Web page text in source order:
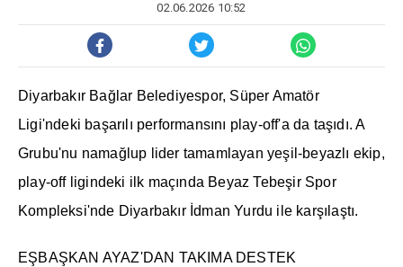
02.06.2026 10:52
Diyarbakır Bağlar Belediyespor, Süper Amatör
Ligi'ndeki başarılı performansını play-off'a da taşıdı. A
Grubu'nu namağlup lider tamamlayan yeşil-beyazlı ekip,
play-off ligindeki ilk maçında Beyaz Tebeşir Spor
Kompleksi'nde Diyarbakır İdman Yurdu ile karşılaştı.
EŞBAŞKAN AYAZ'DAN TAKIMA DESTEK